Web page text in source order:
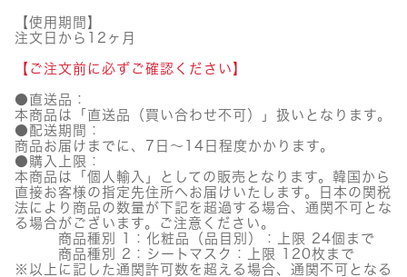
【使用期間】
注文日から12ヶ月
【ご注文前に必ずご確認ください】
●直送品：
本商品は「直送品（買い合わせ不可）」扱いとなります。
●配送期間：
商品お届けまでに、7日～14日程度かかります。
●購入上限：
本商品は「個人輸入」としての販売となります。韓国から
直接お客様の指定先住所へお届けいたします。日本の関税
法により商品の数量が下記を超過する場合、通関不可とな
る場合がございます。ご注意ください。
商品種別 1：化粧品（品目別）：上限 24個まで
商品種別 2：シートマスク：上限 120枚まで
※以上に記した通関許可数を超える場合、通関不可となる